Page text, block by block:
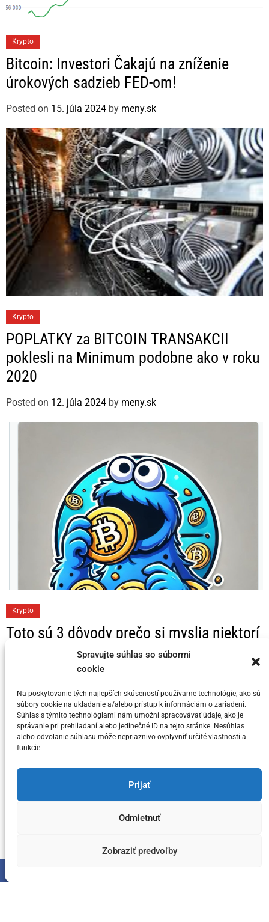
Spravujte súhlas so súbormi
cookie
Na poskytovanie tých najlepších skúseností používame technológie, ako sú
súbory cookie na ukladanie a/alebo prístup k informáciám o zariadení.
Súhlas s týmito technológiami nám umožní spracovávať údaje, ako je
správanie pri prehliadaní alebo jedinečné ID na tejto stránke. Nesúhlas
alebo odvolanie súhlasu môže nepriaznivo ovplyvniť určité vlastnosti a
funkcie.
Prijať
Odmietnuť
Zobraziť predvoľby
a
t
e
o
r
e
s
Krypto
Bitcoin: Investori Čakajú na zníženie
úrokových sadzieb FED-om!
Posted on 15. júla 2024 by meny.sk
a
t
e
g
r
Krypto
POPLATKY za BITCOIN TRANSAKCII
poklesli na Minimum podobne ako v roku
2020
Posted on 12. júla 2024 by meny.sk
a
Krypto
Toto sú 3 dôvody prečo si myslia niektorí
KRYPTO Analytici, že Bitcoin dosahuje
svoj vrchol v tomto cykle
Posted on5. júla 2024 bymeny.sk